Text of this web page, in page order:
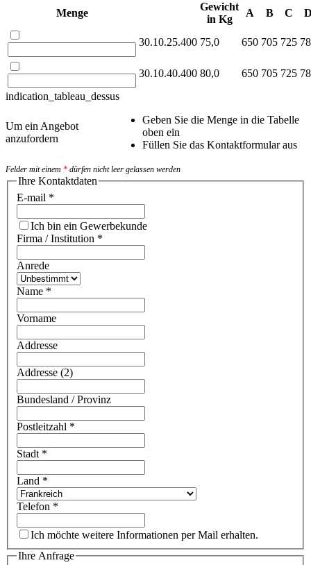
Menge
Gewicht
in Kg
A B C
30.10.25.400 75,0 650 705 725
30.10.40.400 80,0 650 705 725
indication_tableau_dessus
Um ein Angebot
anzufordern
Geben Sie die Menge in die Tabelle
oben ein
Füllen Sie das Kontaktformular aus
Felder mit einem * dürfen nicht leer gelassen werden
Ihre Kontaktdaten
E-mail *
Ich bin ein Gewerbekunde
Firma / Institution *
Anrede
Name *
Vorname
Addresse
Addresse (2)
Bundesland / Provinz
Postleitzahl *
Stadt *
Land *
Telefon *
Ich möchte weitere Informationen per Mail erhalten.
Ihre Anfrage